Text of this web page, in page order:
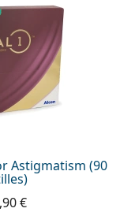
Astigmatism (90
€